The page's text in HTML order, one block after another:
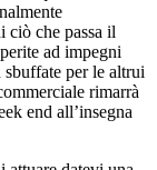
che passa il
ad impegni
sbuffate per le altrui
rimarrà
end all’insegna